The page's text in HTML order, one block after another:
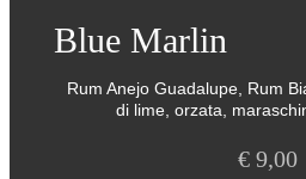
Blue Marlin
Rum Anejo Guadalupe, Rum
di lime, orzata,
€ 9,00